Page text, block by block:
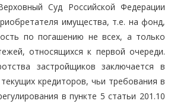
Суд Российской Федерации
имущества, т.е. на фонд,
по погашению не всех, а только
относящихся к первой очереди.
застройщиков заключается в
кредиторов, чьи требования в
в пункте 5 статьи 201.10